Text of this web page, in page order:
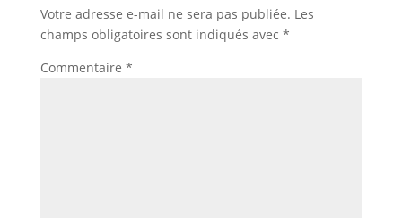
Votre adresse e-mail ne sera pas publiée. Les
champs obligatoires sont indiqués avec *
Commentaire *